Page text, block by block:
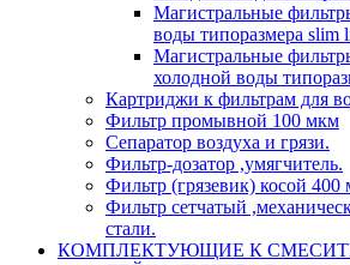
Магистральные
воды типоразмера slim
Магистральные
холодной воды
Картриджи к фильтрам для
Фильтр промывной 100 мкм
Сепаратор воздуха и грязи.
Фильтр-дозатор ,умягчитель.
Фильтр (грязевик) косой 400
Фильтр сетчатый
стали.
КОМПЛЕКТУЮЩИЕ К